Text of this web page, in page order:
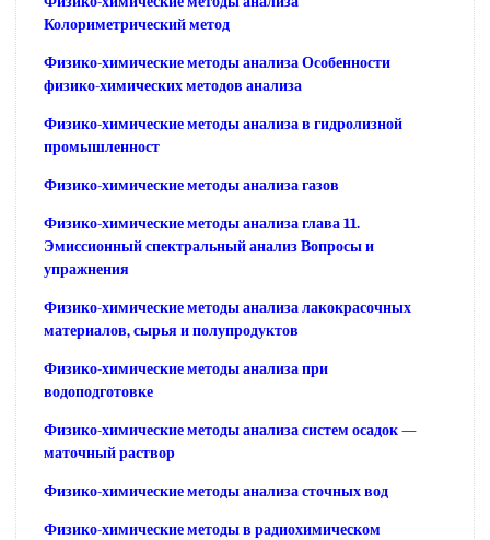
Колориметрический метод
Физико-химические методы анализа Особенности
физико-химических методов анализа
Физико-химические методы анализа в гидролизной
промышленност
Физико-химические методы анализа газов
Физико-химические методы анализа глава 11.
Эмиссионный спектральный анализ Вопросы и
упражнения
Физико-химические методы анализа лакокрасочных
материалов, сырья и полупродуктов
Физико-химические методы анализа при
водоподготовке
Физико-химические методы анализа систем осадок —
маточный раствор
Физико-химические методы анализа сточных вод
Физико-химические методы в радиохимическом